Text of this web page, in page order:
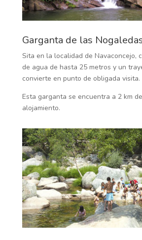
Garganta de las
Sita en la localidad de Navaconcejo,
de agua de hasta 25 metros y un
convierte en punto de obligada visita.
Esta garganta se encuentra a 2 km
alojamiento.